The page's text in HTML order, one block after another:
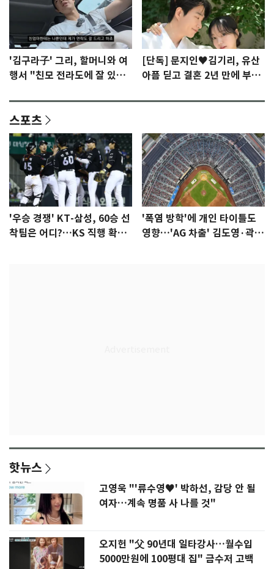
'김구라子' 그리, 할머니와 여
행서 "친모 전라도에 잘 있
[단독] 문지인♥김기리, 유산
아픔 딛고 결혼 2년 만에 부모
스포츠
'우승 경쟁' KT-삼성, 60승 선
착팀은 어디?…KS 직행 확률
'폭염 방학'에 개인 타이틀도
영향…'AG 차출' 김도영·곽빈
핫뉴스
고영욱 "'류수영♥' 박하선, 감당 안 될
여자…계속 명품 사 나를 것"
오지헌 "父 90년대 일타강사…월수입
5000만원에 100평대 집" 금수저 고백